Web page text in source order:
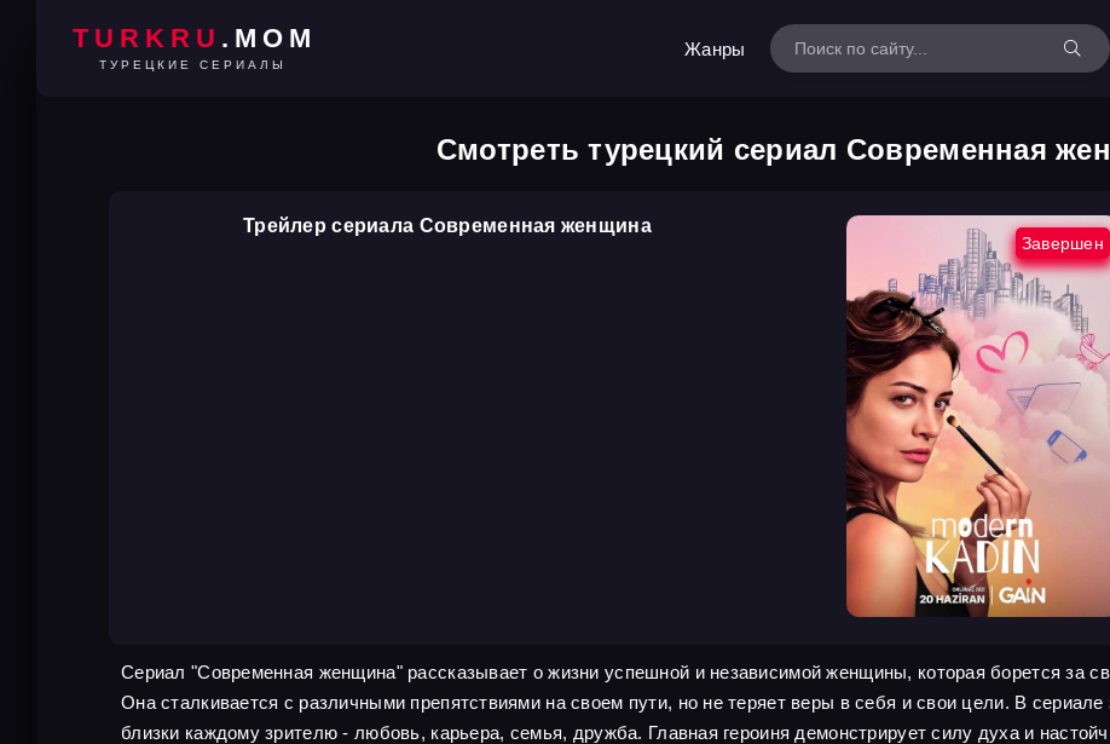
TURKRU .MOM
ТУРЕЦКИЕ СЕРИАЛЫ
Жанры
Смотреть турецкий сериал Современная
Трейлер сериала Современная женщина
Завершен
Сериал "Современная женщина" рассказывает о жизни успешной и независимой женщины, которая борется за
Она сталкивается с различными препятствиями на своем пути, но не теряет веры в себя и свои цели. В
близки каждому зрителю - любовь, карьера, семья, дружба. Главная героиня демонстрирует силу духа и